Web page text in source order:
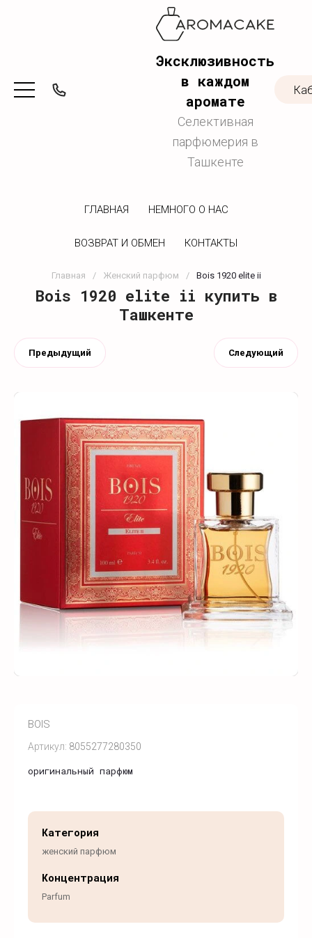
Эксклюзивность
в каждом
аромате
Селективная
парфюмерия в
Ташкенте
ГЛАВНАЯ НЕМНОГО О НАС
ВОЗВРАТ И ОБМЕН КОНТАКТЫ
Главная / Женский парфюм / Bois 1920 elite ii
Bois 1920 elite ii купить в
Ташкенте
Предыдущий Следующий
Артикул: 8055277280350
BOIS
оригинальный парфюм
Категория
женский парфюм
Концентрация
Parfum